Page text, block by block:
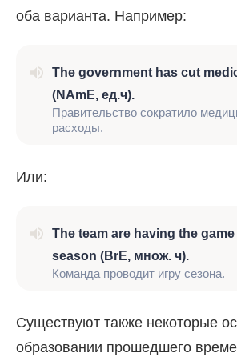
оба варианта. Например:
The government has cut
(NAmE, ед.ч).
Правительство сократило
расходы.
Или:
The team are having the
season (BrE, множ. ч).
Команда проводит игру сезона.
Существуют также некоторые
образовании прошедшего